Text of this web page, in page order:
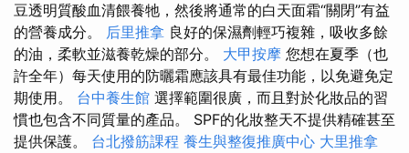
豆透明質酸血清餵養牠，然後將通常的白天面霜“關閉”有益
的營養成分。 后里推拿 良好的保濕劑輕巧複雜，吸收多餘
的油，柔軟並滋養乾燥的部分。 大甲按摩 您想在夏季（也
許全年）每天使用的防曬霜應該具有最佳功能，以免避免定
期使用。 台中養生館 選擇範圍很廣，而且對於化妝品的習
慣也包含不同質量的產品。 SPF的化妝整天不提供精確甚至
提供保護。 台北撥筋課程 養生與整復推廣中心 大里推拿